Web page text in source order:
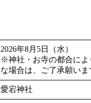
2026年8月5日（水）
※神社・お寺の都合によ
な場合は、ご了承願いま
愛宕神社